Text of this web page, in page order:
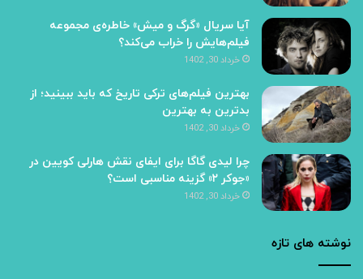
آیا سریال «گرگ و میش» خاطره‌ی مجموعه‌
فیلم‌هایش را خراب می‌کند؟
خرداد 30, 1402
بهترین فیلم‌های ترکی تاریخ که باید ببینید؛ از
بدترین به بهترین
خرداد 30, 1402
چرا لیدی گاگا برای ایفای نقش هارلی کویین در
«جوکر ۲» گزینه مناسبی است؟
خرداد 30, 1402
نوشته های تازه